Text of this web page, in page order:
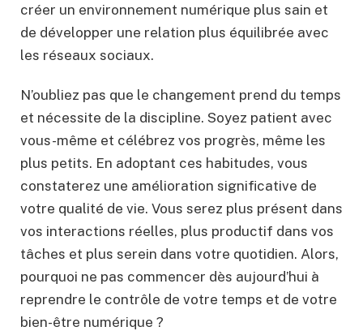
créer un environnement numérique plus sain et
de développer une relation plus équilibrée avec
les réseaux sociaux.
N’oubliez pas que le changement prend du temps
et nécessite de la discipline. Soyez patient avec
vous-même et célébrez vos progrès, même les
plus petits. En adoptant ces habitudes, vous
constaterez une amélioration significative de
votre qualité de vie. Vous serez plus présent dans
vos interactions réelles, plus productif dans vos
tâches et plus serein dans votre quotidien. Alors,
pourquoi ne pas commencer dès aujourd’hui à
reprendre le contrôle de votre temps et de votre
bien-être numérique ?